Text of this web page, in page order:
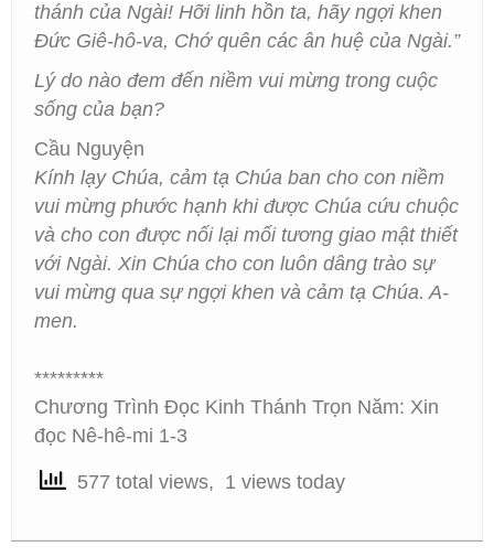
thánh của Ngài! Hỡi linh hồn ta, hãy ngợi khen
Đức Giê-hô-va, Chớ quên các ân huệ của Ngài.”
Lý do nào đem đến niềm vui mừng trong cuộc
sống của bạn?
Cầu Nguyện
Kính lạy Chúa, cảm tạ Chúa ban cho con niềm
vui mừng phước hạnh khi được Chúa cứu chuộc
và cho con được nối lại mối tương giao mật thiết
với Ngài. Xin Chúa cho con luôn dâng trào sự
vui mừng qua sự ngợi khen và cảm tạ Chúa. A-
men.
*********
Chương Trình Đọc Kinh Thánh Trọn Năm: Xin
đọc Nê-hê-mi 1-3
577 total views, 1 views today